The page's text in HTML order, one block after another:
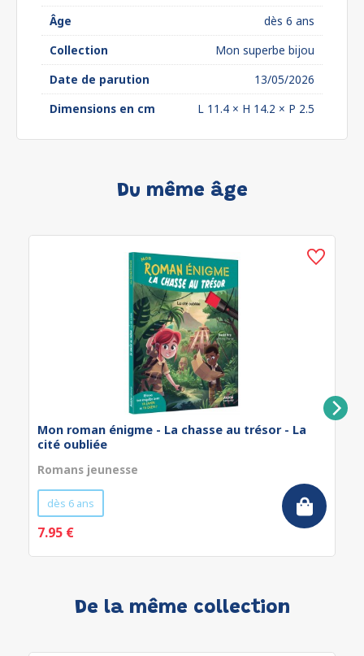
Âge
dès 6 ans
Collection
Mon superbe bijou
Date de parution
13/05/2026
Dimensions en cm
L 11.4 × H 14.2 × P 2.5
Du même âge
Mon roman énigme - La chasse au trésor - La
cité oubliée
Romans jeunesse
dès 6 ans
7.95 €
De la même collection